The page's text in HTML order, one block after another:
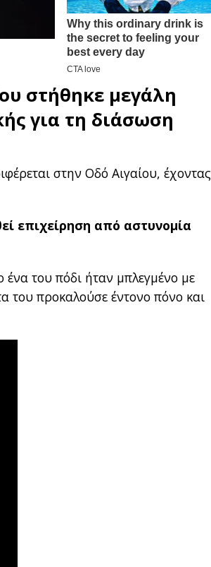
στήθηκε μεγάλη
για τη διάσωση
στην Οδό Αιγαίου, έχοντας
επιχείρηση από αστυνομία
του πόδι ήταν μπλεγμένο με
του προκαλούσε έντονο πόνο και